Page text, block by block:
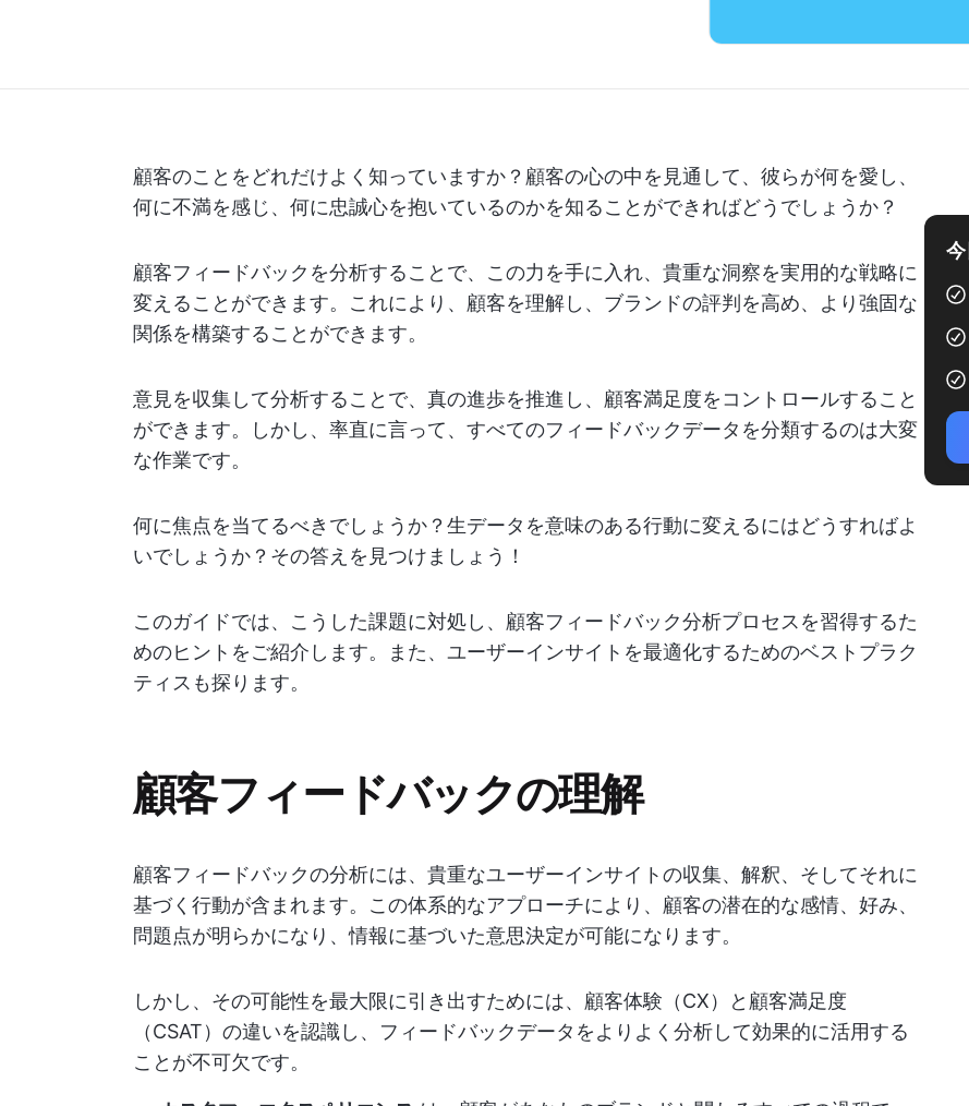
顧客のことをどれだけよく知っていますか？顧客の心の中を見通して、彼らが何を愛し、
何に不満を感じ、何に忠誠心を抱いているのかを知ることができればどうでしょうか？
顧客フィードバックを分析することで、この力を手に入れ、貴重な洞察を実用的な戦略に
変えることができます。これにより、顧客を理解し、ブランドの評判を高め、より強固な
関係を構築することができます。
意見を収集して分析することで、真の進歩を推進し、顧客満足度をコントロールすること
ができます。しかし、率直に言って、すべてのフィードバックデータを分類するのは大変
な作業です。
何に焦点を当てるべきでしょうか？生データを意味のある行動に変えるにはどうすればよ
いでしょうか？その答えを見つけましょう！
このガイドでは、こうした課題に対処し、顧客フィードバック分析プロセスを習得するた
めのヒントをご紹介します。また、ユーザーインサイトを最適化するためのベストプラク
ティスも探ります。
顧客フィードバックの理解
顧客フィードバックの分析には、貴重なユーザーインサイトの収集、解釈、そしてそれに
基づく行動が含まれます。この体系的なアプローチにより、顧客の潜在的な感情、好み、
問題点が明らかになり、情報に基づいた意思決定が可能になります。
しかし、その可能性を最大限に引き出すためには、顧客体験（CX）と顧客満足度
（CSAT）の違いを認識し、フィードバックデータをよりよく分析して効果的に活用する
ことが不可欠です。